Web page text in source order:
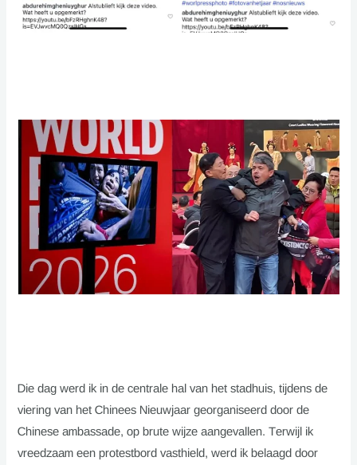
Die dag werd ik in de centrale hal van het stadhuis, tijdens de
viering van het Chinees Nieuwjaar georganiseerd door de
Chinese ambassade, op brute wijze aangevallen. Terwijl ik
vreedzaam een protestbord vasthield, werd ik belaagd door